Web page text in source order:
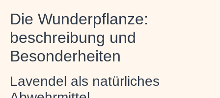
Die Wunderpflanze:
beschreibung und
Besonderheiten
Lavendel als natürliches